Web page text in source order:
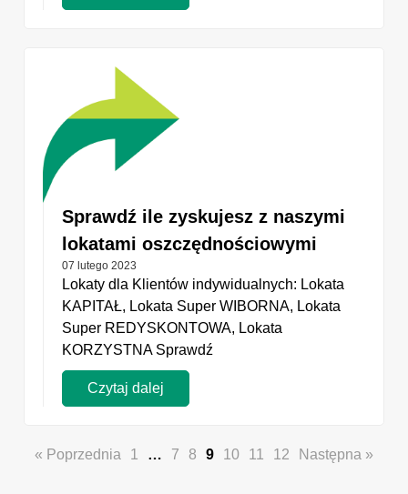
Sprawdź ile zyskujesz z naszymi
lokatami oszczędnościowymi
07 lutego 2023
Lokaty dla Klientów indywidualnych: Lokata
KAPITAŁ, Lokata Super WIBORNA, Lokata
Super REDYSKONTOWA, Lokata
KORZYSTNA Sprawdź
Czytaj dalej
« Poprzednia 1 … 7 8 9 10 11 12 Następna »